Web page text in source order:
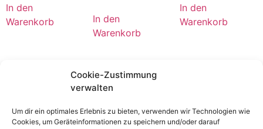
Cookie-Zustimmung
verwalten
Um dir ein optimales Erlebnis zu bieten, verwenden wir Technologien wie
Cookies, um Geräteinformationen zu speichern und/oder darauf
In den
Warenkorb
In den
Warenkorb
In den
Warenkorb